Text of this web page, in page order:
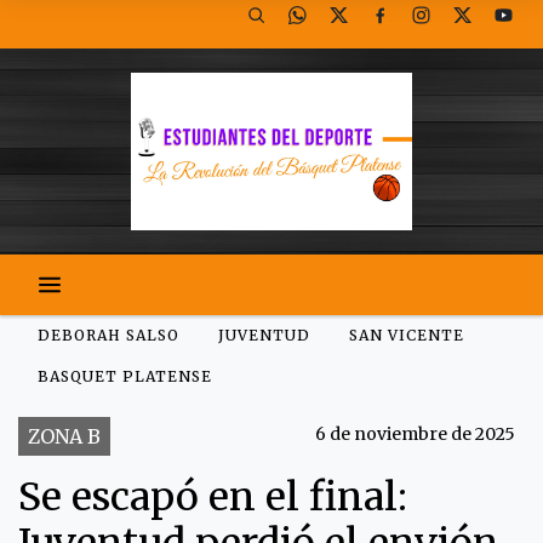
DEBORAH SALSO JUVENTUD SAN VICENTE
BASQUET PLATENSE
ZONA B 6 de noviembre de 2025
Se escapó en el final: